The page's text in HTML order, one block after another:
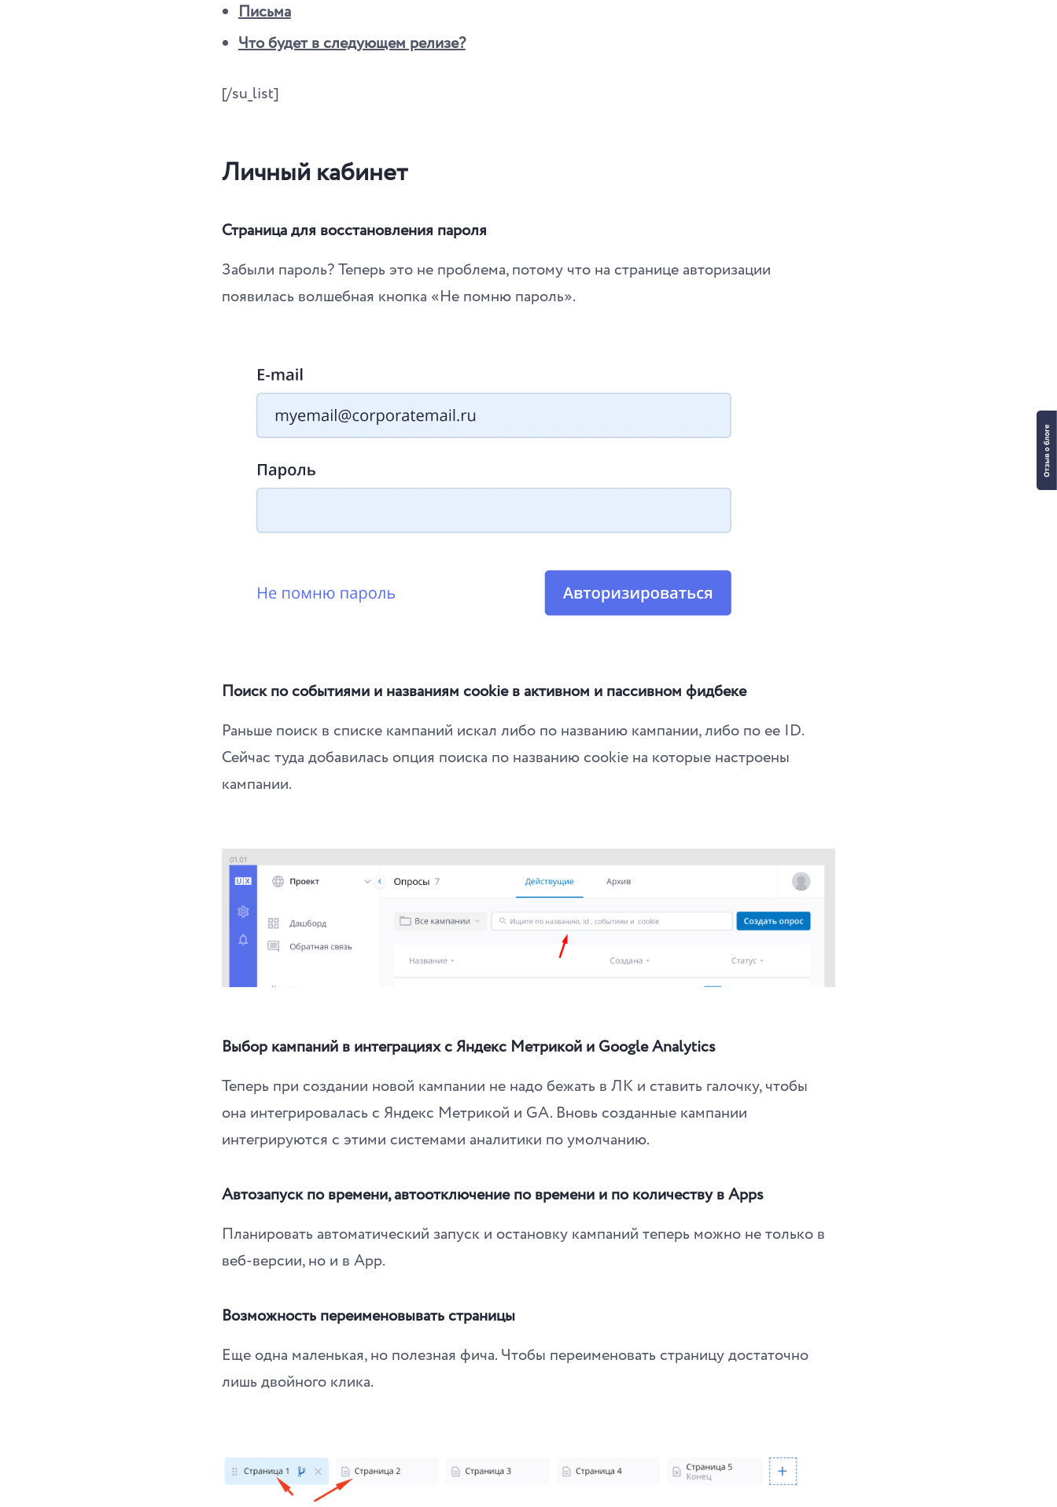
Письма
Что будет в следующем релизе?
[/su_list]
Личный кабинет
Страница для восстановления пароля
Забыли пароль? Теперь это не проблема, потому что на странице авторизации
появилась волшебная кнопка «Не помню пароль».
Поиск по событиями и названиям cookie в активном и пассивном фидбеке
Раньше поиск в списке кампаний искал либо по названию кампании, либо по ее ID.
Сейчас туда добавилась опция поиска по названию cookie на которые настроены
кампании.
Выбор кампаний в интеграциях с Яндекс Метрикой и Google Analytics
Теперь при создании новой кампании не надо бежать в ЛК и ставить галочку, чтобы
она интегрировалась с Яндекс Метрикой и GA. Вновь созданные кампании
интегрируются с этими системами аналитики по умолчанию.
Автозапуск по времени, автоотключение по времени и по количеству в Apps
Планировать автоматический запуск и остановку кампаний теперь можно не только в
веб-версии, но и в App.
Возможность переименовывать страницы
Еще одна маленькая, но полезная фича. Чтобы переименовать страницу достаточно
лишь двойного клика.